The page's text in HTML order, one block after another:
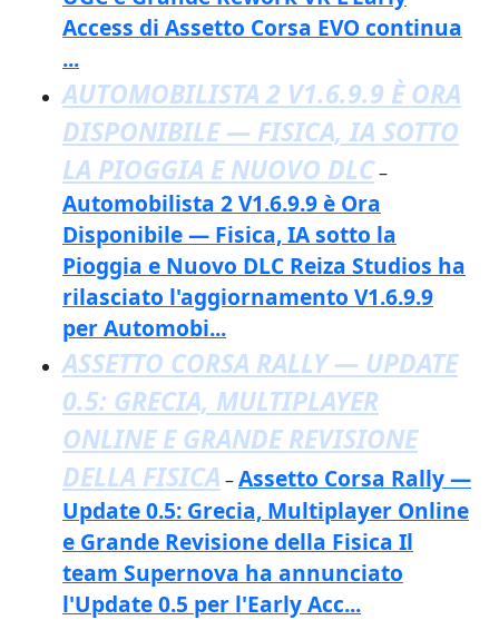
Access di Assetto Corsa EVO continua
...
AUTOMOBILISTA 2 V1.6.9.9 È ORA
DISPONIBILE — FISICA, IA SOTTO
LA PIOGGIA E NUOVO DLC–
Automobilista 2 V1.6.9.9 è Ora
Disponibile — Fisica, IA sotto la
Pioggia e Nuovo DLC Reiza Studios ha
rilasciato l'aggiornamento V1.6.9.9
per Automobi...
ASSETTO CORSA RALLY — UPDATE
0.5: GRECIA, MULTIPLAYER
ONLINE E GRANDE REVISIONE
DELLA FISICA –Assetto Corsa Rally —
Update 0.5: Grecia, Multiplayer Online
e Grande Revisione della Fisica Il
team Supernova ha annunciato
l'Update 0.5 per l'Early Acc...